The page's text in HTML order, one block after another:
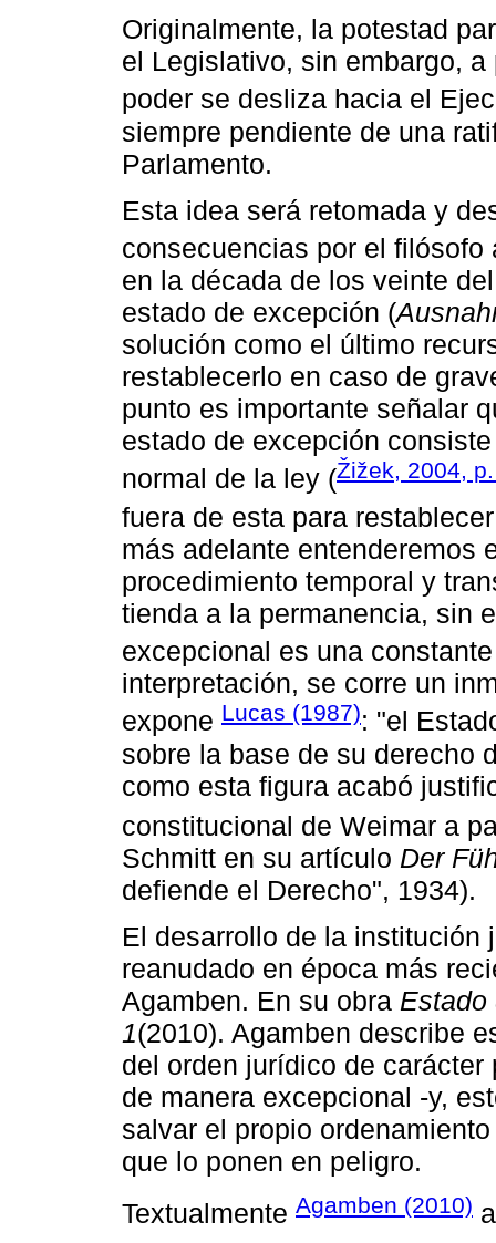
Originalmente, la potestad
el Legislativo, sin embargo,
poder se desliza hacia el
siempre pendiente de una
Parlamento.
Esta idea será retomada y
consecuencias por el
en la década de los veinte
estado de excepción (
solución como el último
restablecerlo en caso de
punto es importante señalar
estado de excepción
normal de la ley (Žižek, 2004,
fuera de esta para
más adelante entenderemos
procedimiento temporal y
tienda a la permanencia, sin
excepcional es una
interpretación, se corre un
expone Lucas (1987): "el
sobre la base de su derecho
como esta figura acabó
constitucional de Weimar a
Schmitt en su artículo Der
defiende el Derecho", 1934).
El desarrollo de la institución
reanudado en época más
Agamben. En su obra Estado
1(2010). Agamben describe
del orden jurídico de
de manera excepcional -y,
salvar el propio
que lo ponen en peligro.
Textualmente Agamben (2010)